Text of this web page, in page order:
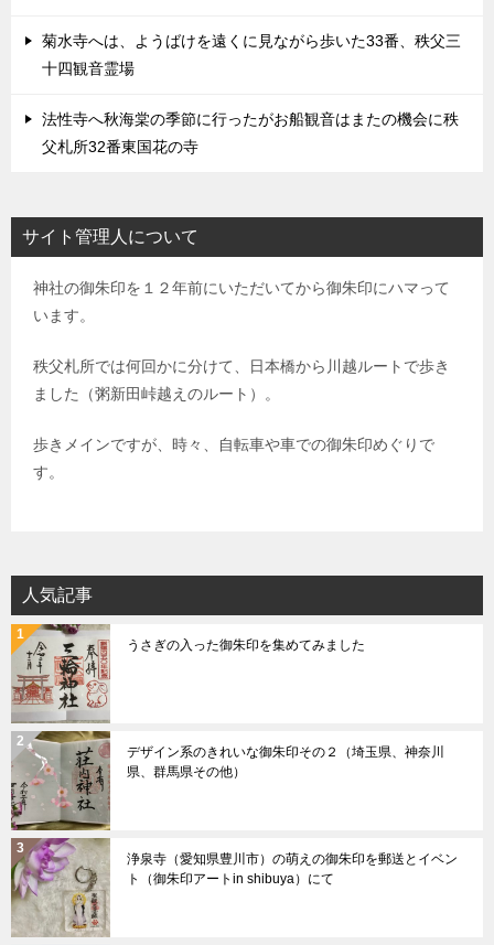
菊水寺へは、ようばけを遠くに見ながら歩いた33番、秩父三
十四観音霊場
法性寺へ秋海棠の季節に行ったがお船観音はまたの機会に秩
父札所32番東国花の寺
サイト管理人について
神社の御朱印を１２年前にいただいてから御朱印にハマって
います。
秩父札所では何回かに分けて、日本橋から川越ルートで歩き
ました（粥新田峠越えのルート）。
歩きメインですが、時々、自転車や車での御朱印めぐりで
す。
人気記事
うさぎの入った御朱印を集めてみました
デザイン系のきれいな御朱印その２（埼玉県、神奈川
県、群馬県その他）
浄泉寺（愛知県豊川市）の萌えの御朱印を郵送とイベン
ト（御朱印アートin shibuya）にて